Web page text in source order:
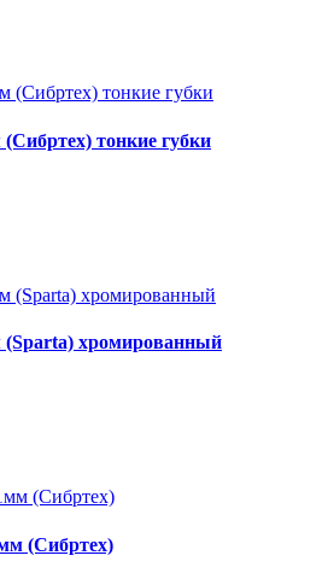
тонкие губки
хромированный
(Сибртех)